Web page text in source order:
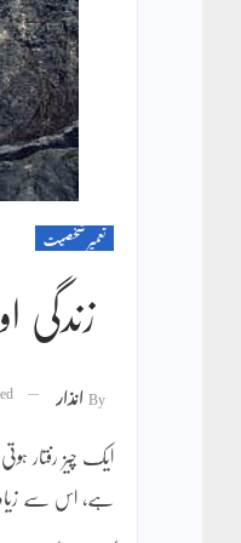
تعمیر شخصیت
زندگی
Byانذار
ہے، اس سے